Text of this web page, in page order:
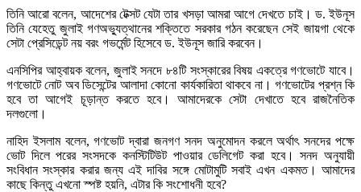
তিনি আরো বলেন, আদেশের টেক্সট যেটা তার খসড়া আমরা আগে দেখতে চাই। ড. ইউনূস
তিনি যেহেতু জুলাই গণঅভ্যুত্থানের শক্তিতে সরকার গঠন করেছেন সেই জায়গা থেকে
সেটা প্রেসিডেন্ট নয় বরং গভর্মেন্ট হিসেবে ড. ইউনূস জারি করবেন।
এনসিপির আহ্বায়ক বলেন, জুলাই সনদে ৮৪টি সংস্কারের বিষয় একত্রে গণভোটে যাবে।
গণভোটে নোট অব ডিসেন্টের আলাদা কোনো কার্যকারিতা থাকবে না। গণভোটের প্রশ্ন কি
হবে তা আগেই চূড়ান্ত করতে হবে। আমাদেরকে সেটা দেখাতে হবে রাজনৈতিক
দলগুলো।
নাহিদ ইসলাম বলেন, গণভোট দ্বারা জনগণ সনদ অনুমোদন করলে অর্থাৎ সনদের পক্ষে
ভোট দিলে পরের সংসদকে কনস্টিটিউট পাওয়ার ডেলিগেট করা হবে। সনদ অনুযায়ী
সংবিধান সংস্কার করার জন্য এই দাবির সঙ্গে মোটামুটি সবাই এখন একমত। আমাদের
কাছে কিন্তু এখনো স্পষ্ট হয়নি, এটার কি সংশোধনী হবে?